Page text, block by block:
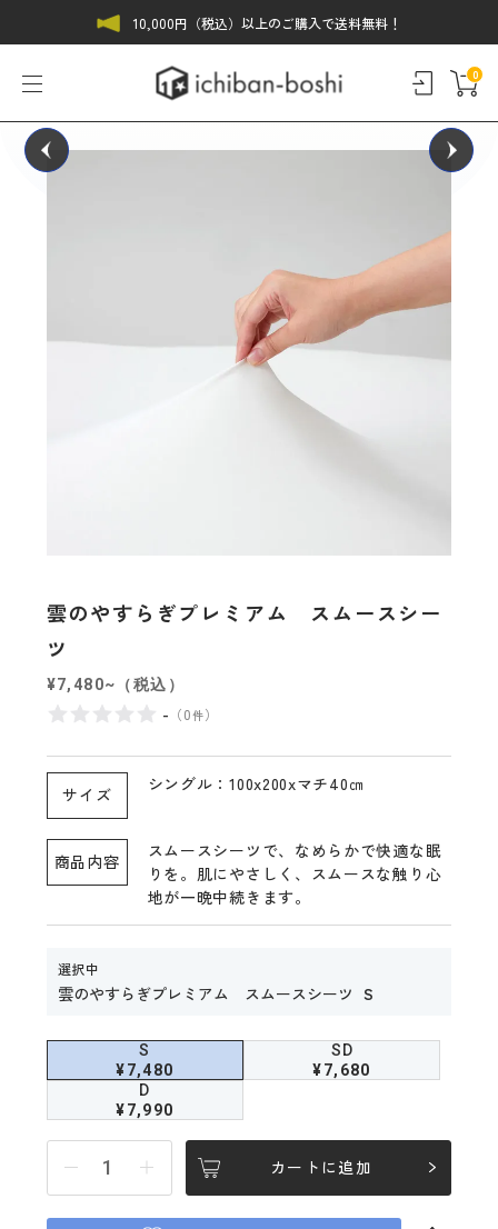
10,000円（税込）以上のご購入で送料無料！
0
雲のやすらぎプレミアム スムースシー
ツ
¥7,480~（税込）
- （0件）
サイズ
シングル：100x200xマチ40㎝
商品内容
スムースシーツで、なめらかで快適な眠
りを。肌にやさしく、スムースな触り心
地が一晩中続きます。
選択中
雲のやすらぎプレミアム スムースシーツ S
S
¥7,480
SD
¥7,680
D
¥7,990
カートに追加